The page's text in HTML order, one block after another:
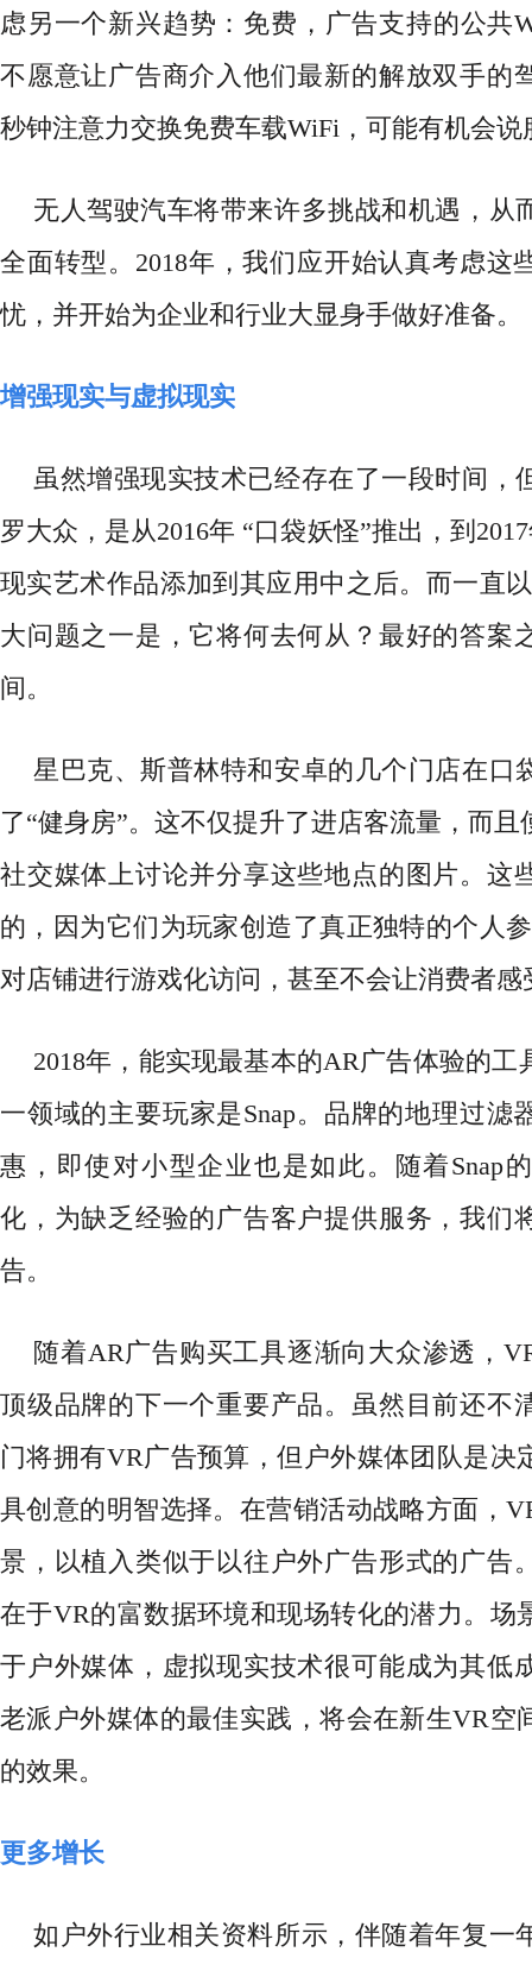
虑另一个新兴趋势：免费，广告支持的公共
不愿意让广告商介入他们最新的解放双手的
秒钟注意力交换免费车载WiFi，可能有机会说
无人驾驶汽车将带来许多挑战和机遇，从
全面转型。 2018年，我们应开始认真考虑这
忧，并开始为企业和行业大显身手做好准备。
增强现实与虚拟现实
虽然增强现实技术已经存在了一段时间，
罗大众，是从2016年 “口袋妖怪”推出，到
现实艺术作品添加到其应用中之后。而一直
大问题之一是，它将何去何从？最好的答案
间。
星巴克、斯普林特和安卓的几个门店在口
了“健身房”。这不仅提升了进店客流量，而且
社交媒体上讨论并分享这些地点的图片。这
的，因为它们为玩家创造了真正独特的个人
对店铺进行游戏化访问，甚至不会让消费者感
2018年，能实现最基本的AR广告体验的工
一领域的主要玩家是Snap。品牌的地理过滤
惠，即使对小型企业也是如此。随着Snap
化，为缺乏经验的广告客户提供服务，我们
告。
随着AR广告购买工具逐渐向大众渗透，
顶级品牌的下一个重要产品。虽然目前还不
门将拥有VR广告预算，但户外媒体团队是决
具创意的明智选择。在营销活动战略方面，
景，以植入类似于以往户外广告形式的广告
在于VR的富数据环境和现场转化的潜力。场
于户外媒体，虚拟现实技术很可能成为其低
老派户外媒体的最佳实践，将会在新生VR空
的效果。
更多增长
如户外行业相关资料所示，伴随着年复一